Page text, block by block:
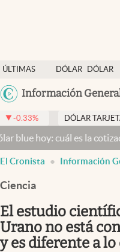
ÚLTIMAS
NOTICIAS
DÓLAR
DÓLAR
Información
Dólar
Members
Economía y Política
Finanzas y Mercados
Mercados Online
Negocios
Columnistas
Otras secciones
DÓLAR TARJETA $ 1976
cuál es la cotización del
El Cronista Información
Ciencia
El estudio
Urano no está
y es diferente a lo